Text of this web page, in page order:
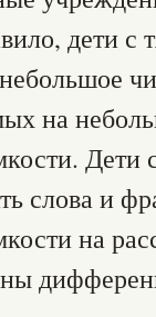
дети с
на
Дети
слова и
на